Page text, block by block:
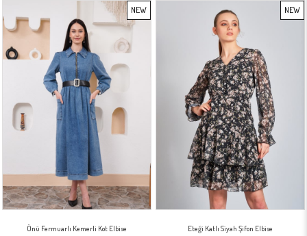
Önü Fermuarlı Kemerli Kot Elbise
NEW
ITEM
Eteği Katlı Siyah Şifon Elbise
NEW